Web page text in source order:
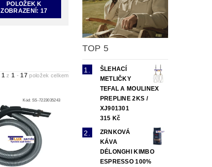
POLOŽEK K
ZOBRAZENÍ: 17
1 z1 -17položek celkem
Kód:SS-7223035243
TOP 5
ŠLEHACÍ
METLIČKY
TEFAL A MOULINEX
PREPLINE 2KS /
XJ901301
315 Kč
ZRNKOVÁ
KÁVA
DÉLONGHI KIMBO
ESPRESSO 100%